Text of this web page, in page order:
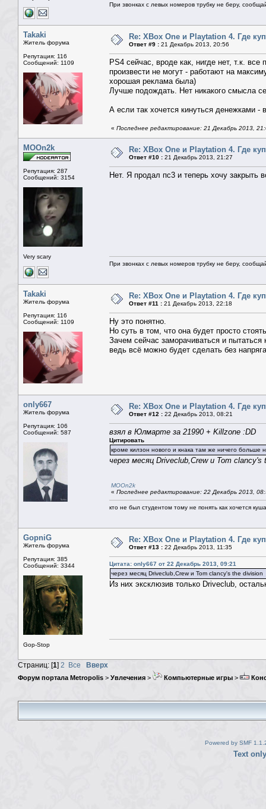
При звонках с левых номеров трубку не беру,
Takaki
Житель форума
Репутация: 116
Сообщений: 1109
Re: XBox One и Playtation 4. Где
Ответ #9 : 21 Декабрь 2013, 20:56
PS4 сейчас, вроде как, нигде нет, т.к.
произвести не могут - работают на
хорошая реклама была)
Лучше подождать. Нет никакого смысла
А если так хочется кинуться денежками -
« Последнее редактирование: 21 Декабрь 2013,
MOOn2k
Репутация: 287
Сообщений: 3154
Very scary
Re: XBox One и Playtation 4. Где
Ответ #10 : 21 Декабрь 2013, 21:27
Нет. Я продал пс3 и теперь хочу закрыть
При звонках с левых номеров трубку не беру,
Takaki
Житель форума
Репутация: 116
Сообщений: 1109
Re: XBox One и Playtation 4. Где
Ответ #11 : 21 Декабрь 2013, 22:18
Ну это понятно.
Но суть в том, что она будет просто
Зачем сейчас заморачиваться и
ведь всё можно будет сделать без
only667
Житель форума
Репутация: 106
Сообщений: 587
Re: XBox One и Playtation 4. Где
Ответ #12 : 22 Декабрь 2013, 08:21
взял в Юлмарте за 21990 + Killzone :DD
Цитировать
кроме килзон нового и кнака там же ничего больше
через месяц Driveclub,Crew и Tom clancy's
MOOn2k
« Последнее редактирование: 22 Декабрь 2013,
кто не был студентом тому не понять как хочется
GopniG
Житель форума
Репутация: 385
Сообщений: 3344
Gop-Stop
Re: XBox One и Playtation 4. Где
Ответ #13 : 22 Декабрь 2013, 11:35
Цитата: only667 от 22 Декабрь 2013, 09:21
через месяц Driveclub,Crew и Tom clancy's the division
Из них эксклюзив только Driveclub,
Страниц: [1] 2 Все Вверх
Форум портала Metropolis > Увлечения > Компьютерные игры >
Powered by SMF
Text